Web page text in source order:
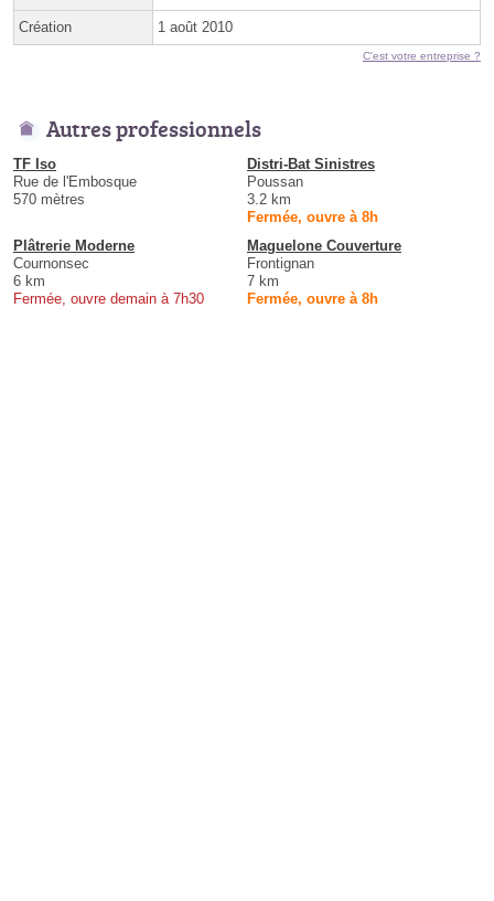
Création 1 août 2010
C'est votre entreprise ?
Autres professionnels
TF Iso
Rue de l'Embosque
570 mètres
Distri-Bat Sinistres
Poussan
3.2 km
Fermée, ouvre à 8h
Plâtrerie Moderne
Cournonsec
6 km
Fermée, ouvre demain à 7h30
Maguelone Couverture
Frontignan
7 km
Fermée, ouvre à 8h